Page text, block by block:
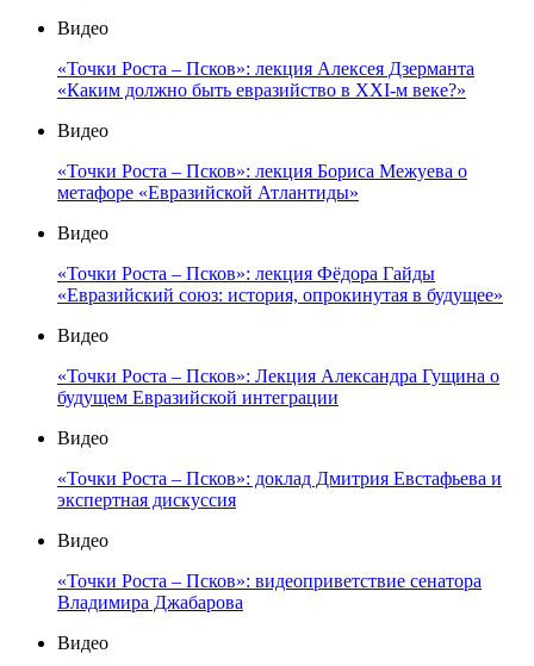
Видео
«Точки Роста – Псков»: лекция Алексея Дзерманта
«Каким должно быть евразийство в XXI-м веке?»
Видео
«Точки Роста – Псков»: лекция Бориса Межуева о
метафоре «Евразийской Атлантиды»
Видео
«Точки Роста – Псков»: лекция Фёдора Гайды
«Евразийский союз: история, опрокинутая в будущее»
Видео
«Точки Роста – Псков»: Лекция Александра Гущина о
будущем Евразийской интеграции
Видео
«Точки Роста – Псков»: доклад Дмитрия Евстафьева и
экспертная дискуссия
Видео
«Точки Роста – Псков»: видеоприветствие сенатора
Владимира Джабарова
Видео